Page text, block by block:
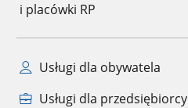
i placówki RP
Usługi dla obywatela
Usługi dla przedsiębiorcy